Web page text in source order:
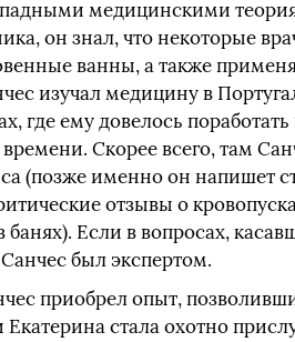
медицинскими
он знал, что некоторые
ванны, а также
изучал медицину в
где ему довелось
Скорее всего, там
(позже именно он напишет
отзывы о
Если в вопросах,
был экспертом.
приобрел опыт,
стала охотно